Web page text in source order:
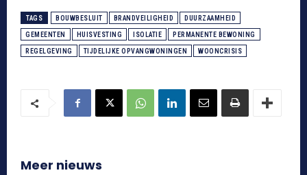
TAGS BOUWBESLUIT BRANDVEILIGHEID DUURZAAMHEID
GEMEENTEN HUISVESTING ISOLATIE PERMANENTE BEWONING
REGELGEVING TIJDELIJKE OPVANGWONINGEN WOONCRISIS
Meer nieuws